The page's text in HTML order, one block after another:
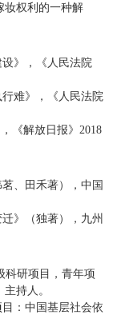
妆权利的一种解
》，《人民法院
难》，《人民法院
《解放日报》2018
、田禾著），中国
》（独著），九州
科研项目，青年项
持人。
：中国基层社会依